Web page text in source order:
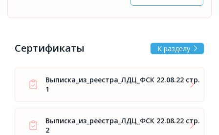
Сертификаты К разделу
Выписка_из_реестра_ЛДЦ_ФСК 22.08.22 стр.
1
Выписка_из_реестра_ЛДЦ_ФСК 22.08.22 стр.
2